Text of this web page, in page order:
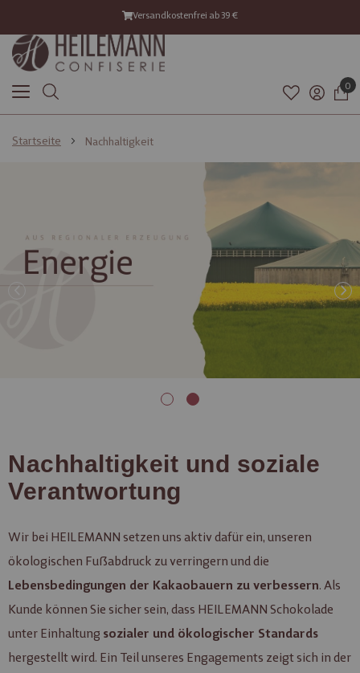
Versandkostenfrei ab 39 €
0
Startseite Nachhaltigkeit
Nachhaltigkeit und soziale
Verantwortung
Wir bei HEILEMANN setzen uns aktiv dafür ein, unseren
ökologischen Fußabdruck zu verringern und die
Lebensbedingungen der Kakaobauern zu verbessern. Als
Kunde können Sie sicher sein, dass HEILEMANN Schokolade
unter Einhaltung sozialer und ökologischer Standards
hergestellt wird. Ein Teil unseres Engagements zeigt sich in der